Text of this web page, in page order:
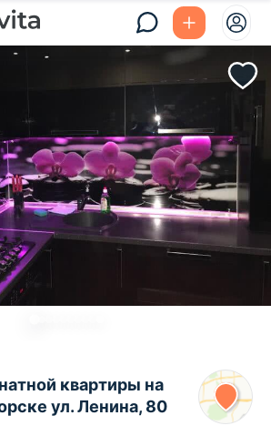
квартиры на
ул. Ленина, 80